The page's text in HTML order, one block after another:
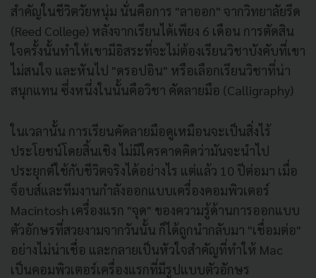
สำคัญในชีวิตวัยหนุ่ม นั่นคือการ "ลาออก" จากวิทยาลัยรีด
(Reed College) หลังจากเรียนได้เพียง 6 เดือน การตัดสิน
ใจครั้งนั้นทำให้เขามีอิสระที่จะไม่ต้องเรียนวิชาบังคับที่เขา
ไม่สนใจ และหันไป "ดรอปอิน" หรือเลือกเรียนวิชาที่น่า
สนุกแทน ซึ่งหนึ่งในนั้นคือวิชา คัดลายมือ (Calligraphy)
ในเวลานั้น การเรียนคัดลายมือดูเหมือนจะเป็นสิ่งไร้
ประโยชน์โดยสิ้นเชิง ไม่มีใครคาดคิดว่ามันจะนำไป
ประยุกต์ใช้กับชีวิตจริงได้อย่างไร แต่แล้ว 10 ปีต่อมา เมื่อ
จ็อบส์และทีมงานกำลังออกแบบเครื่องคอมพิวเตอร์
Macintosh เครื่องแรก "จุด" ของความรู้ด้านการออกแบบ
ตัวอักษรที่สวยงามจากวันนั้น ก็ได้ถูกนำกลับมา "เชื่อมต่อ"
อย่างไม่น่าเชื่อ และกลายเป็นหัวใจสำคัญที่ทำให้ Mac
เป็นคอมพิวเตอร์เครื่องแรกที่มีรูปแบบตัวอักษร